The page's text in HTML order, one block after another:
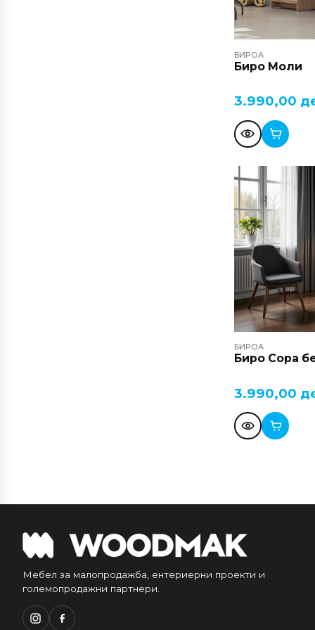
БИРОА
Биро Моли
3.990,00
БИРОА
Биро Сора
3.990,00
Мебел за малопродажба, ентериерни проекти и
големопродажни партнери.